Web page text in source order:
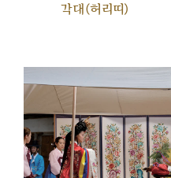
각대(허리띠)